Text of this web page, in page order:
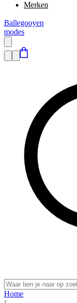
Merken
Ballegooyen
modes
Home